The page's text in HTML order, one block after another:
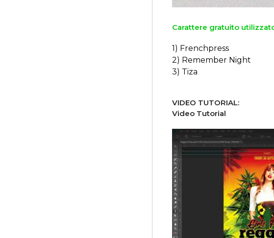
Carattere gratuito
1) Frenchpress
2) Remember Night
3) Tiza
VIDEO TUTORIAL:
Video Tutorial